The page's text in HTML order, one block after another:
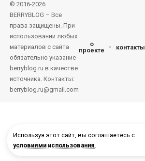
Используя этот сайт, вы соглашаетесь с
условиями использования.
© 2016-2026
BERRYBLOG – Все
права защищены. При
использовании любых
материалов с сайта
обязательно указание
berryblog.ru в качестве
источника. Контакты:
berryblog.ru@gmail.com
о
проекте
контакты